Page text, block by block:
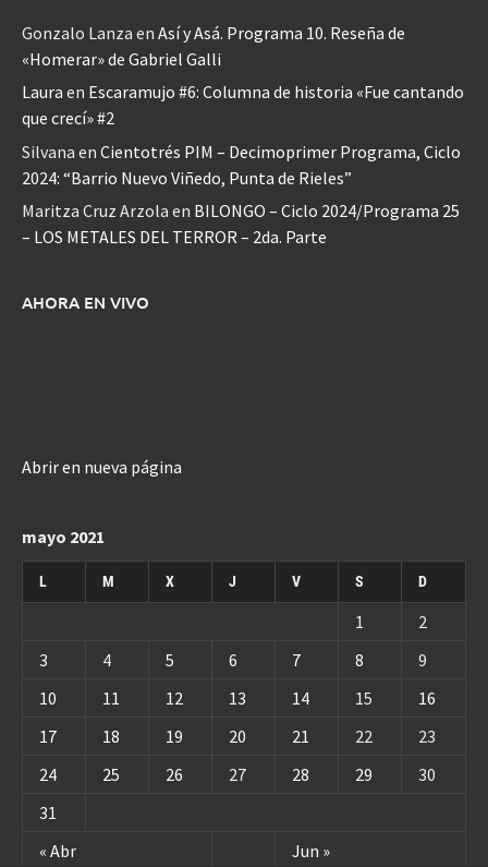
Gonzalo Lanza en Así y Asá. Programa 10. Reseña de
«Homerar» de Gabriel Galli
Laura en Escaramujo #6: Columna de historia «Fue cantando
que crecí» #2
Silvana en Cientotrés PIM – Decimoprimer Programa, Ciclo
2024: “Barrio Nuevo Viñedo, Punta de Rieles”
Maritza Cruz Arzola en BILONGO – Ciclo 2024/Programa 25
– LOS METALES DEL TERROR – 2da. Parte
AHORA EN VIVO
Abrir en nueva página
mayo 2021
L M X J V S D
« Abr Jun »
1
2
3
4 5 6 7 8
9
10
11 12 13 14 15
16
17
18 19 20 21 22
23
24
25 26 27 28 29
30
31